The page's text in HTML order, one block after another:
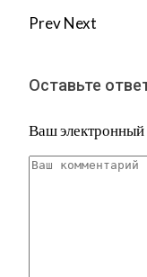
PrevNext
Оставьте
Ваш электронный